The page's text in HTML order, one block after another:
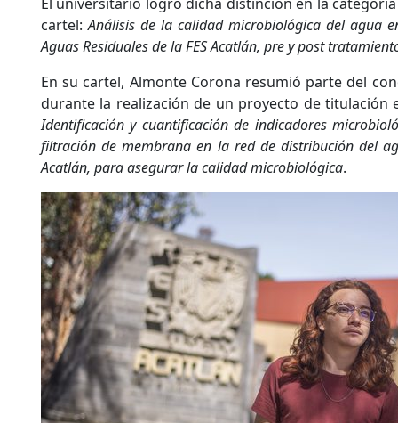
cartel:Análisis de la calidad microbiológica del agua
Aguas Residuales de la FES Acatlán, pre y post
En su cartel, Almonte Corona resumió parte del
durante la realización de un proyecto de titulación
Identificación y cuantificación de indicadores
filtración de membrana en la red de distribución del
Acatlán, para asegurar la calidad microbiológica.